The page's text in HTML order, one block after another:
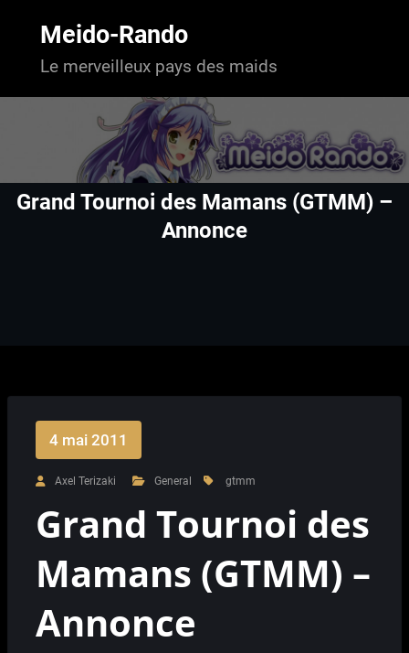
Meido-Rando
Le merveilleux pays des maids
Grand Tournoi des Mamans (GTMM) –
Annonce
4 mai 2011
Axel Terizaki General gtmm
Grand Tournoi des
Mamans (GTMM) –
Annonce